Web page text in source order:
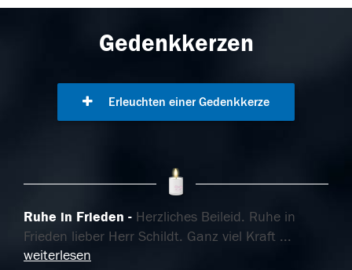
Gedenkkerzen
Erleuchten einer Gedenkkerze
Ruhe in Frieden
Herzliches Beileid. Ruhe in
Frieden lieber Herr Schildt. Ganz viel Kraft ...
weiterlesen